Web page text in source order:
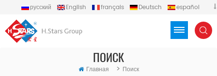
русский English français Deutsch
español
ПОИСК
Главная > Поиск